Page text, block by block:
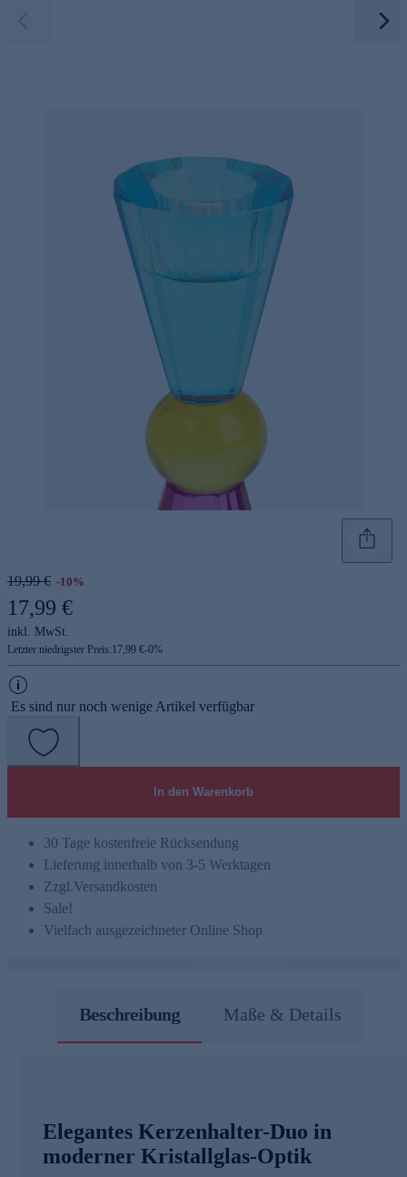
19,99 € -10%
17,99 €
inkl. MwSt.
Letzter niedrigster Preis:17,99 €-0%
Es sind nur noch wenige Artikel verfügbar
In den Warenkorb
30 Tage kostenfreie Rücksendung
Lieferung innerhalb von 3-5 Werktagen
Zzgl.Versandkosten
Sale!
Vielfach ausgezeichneter Online Shop
Beschreibung Maße & Details
Elegantes Kerzenhalter-Duo in
moderner Kristallglas-Optik